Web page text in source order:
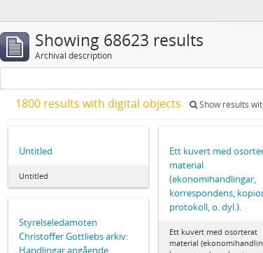
Showing 68623 results
Archival description
1800 results with digital objects Show results
Untitled
Untitled
Ett kuvert med
material
(ekonomihandlingar,
korrespondens,
protokoll, o. dyl.).
Ett kuvert med osorterat
material
Styrelseledamoten
Christoffer Gottliebs arkiv:
Handlingar angående